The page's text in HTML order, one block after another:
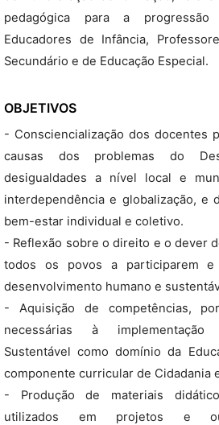
pedagógica para a
Educadores de Infância,
Secundário e de Educação Especial.
OBJETIVOS
- Consciencialização dos docentes
causas dos problemas do
desigualdades a nível local e
interdependência e globalização, e
bem-estar individual e coletivo.
- Reflexão sobre o direito e o dever
todos os povos a participarem e
desenvolvimento humano e
- Aquisição de competências,
necessárias à implementação
Sustentável como domínio da
componente curricular de Cidadania
- Produção de materiais
utilizados em projetos e